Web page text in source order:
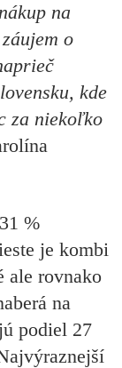
na
o
kde
za niekoľko
%
je kombi
ale rovnako
na
podiel 27